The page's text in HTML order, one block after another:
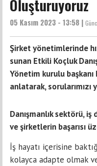
Oluşturuyoruz
05 Kasım 2023 - 13:58 |
Şirket yönetimlerinde
sunan Etkili Koçluk
Yönetim kurulu
anlatarak, sorularımızı
Danışmanlık sektörü,
ve şirketlerin başarısı
İş hayatı içerisine
kolayca adapte olmak